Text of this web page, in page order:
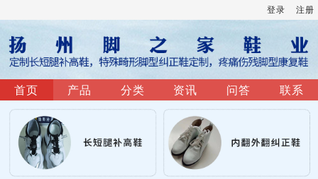
登录 注册
首页 产品 分类 资讯 问答 联系